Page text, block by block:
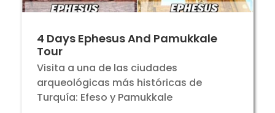
4 Days Ephesus And Pamukkale
Tour
Visita a una de las ciudades
arqueológicas más históricas de
Turquía: Efeso y Pamukkale